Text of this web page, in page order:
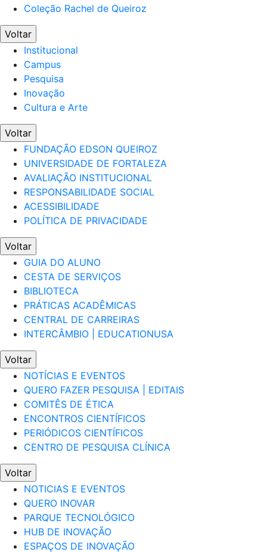
Coleção Rachel de Queiroz
Voltar
Institucional
Campus
Pesquisa
Inovação
Cultura e Arte
Voltar
FUNDAÇÃO EDSON QUEIROZ
UNIVERSIDADE DE FORTALEZA
AVALIAÇÃO INSTITUCIONAL
RESPONSABILIDADE SOCIAL
ACESSIBILIDADE
POLÍTICA DE PRIVACIDADE
Voltar
GUIA DO ALUNO
CESTA DE SERVIÇOS
BIBLIOTECA
PRÁTICAS ACADÊMICAS
CENTRAL DE CARREIRAS
INTERCÂMBIO | EDUCATIONUSA
Voltar
NOTÍCIAS E EVENTOS
QUERO FAZER PESQUISA | EDITAIS
COMITÊS DE ÉTICA
ENCONTROS CIENTÍFICOS
PERIÓDICOS CIENTÍFICOS
CENTRO DE PESQUISA CLÍNICA
Voltar
NOTICIAS E EVENTOS
QUERO INOVAR
PARQUE TECNOLÓGICO
HUB DE INOVAÇÃO
ESPAÇOS DE INOVAÇÃO